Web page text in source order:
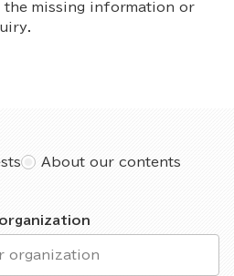
missing information or
About our contents